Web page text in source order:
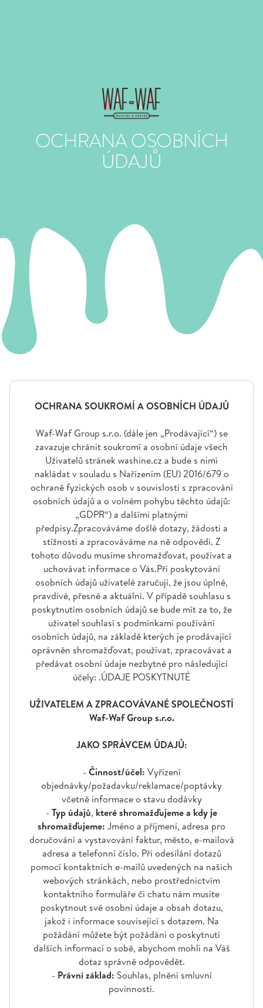
OCHRANA OSOBNÍCH
ÚDAJŮ
OCHRANA SOUKROMÍ A OSOBNÍCH ÚDAJŮ
Waf-Waf Group s.r.o. (dále jen „Prodávající“) se
zavazuje chránit soukromí a osobní údaje všech
Uživatelů stránek washine.cz a bude s nimi
nakládat v souladu s Nařízením (EU) 2016/679 o
ochraně fyzických osob v souvislosti s zpracování
osobních údajů a o volném pohybu těchto údajů:
„GDPR“) a dalšími platnými
předpisy.Zpracováváme došlé dotazy, žádosti a
stížnosti a zpracováváme na ně odpovědi. Z
tohoto důvodu musíme shromažďovat, používat a
uchovávat informace o Vás.Při poskytování
osobních údajů uživatelé zaručují, že jsou úplné,
pravdivé, přesné a aktuální. V případě souhlasu s
poskytnutím osobních údajů se bude mít za to, že
uživatel souhlasí s podmínkami používání
osobních údajů, na základě kterých je prodávající
oprávněn shromažďovat, používat, zpracovávat a
předávat osobní údaje nezbytné pro následující
účely: .ÚDAJE POSKYTNUTÉ
UŽIVATELEM A ZPRACOVÁVANÉ SPOLEČNOSTÍ
Waf-Waf Group s.r.o.
JAKO SPRÁVCEM ÚDAJŮ:
- Činnost/účel: Vyřízení
objednávky/požadavku/reklamace/poptávky
včetně informace o stavu dodávky
- Typ údajů, které shromažďujeme a kdy je
shromažďujeme: Jméno a příjmení, adresa pro
doručování a vystavování faktur, město, e-mailová
adresa a telefonní číslo. Při odesílání dotazů
pomocí kontaktních e-mailů uvedených na našich
webových stránkách, nebo prostřednictvím
kontaktního formuláře či chatu nám musíte
poskytnout své osobní údaje a obsah dotazu,
jakož i informace související s dotazem. Na
požádání můžete být požádáni o poskytnutí
dalších informací o sobě, abychom mohli na Váš
dotaz správně odpovědět.
- Právní základ: Souhlas, plnění smluvní
povinnosti.